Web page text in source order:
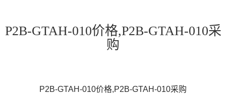
P2B-GTAH-010价格,P2B-GTAH-010采
购
P2B-GTAH-010价格,P2B-GTAH-010采购